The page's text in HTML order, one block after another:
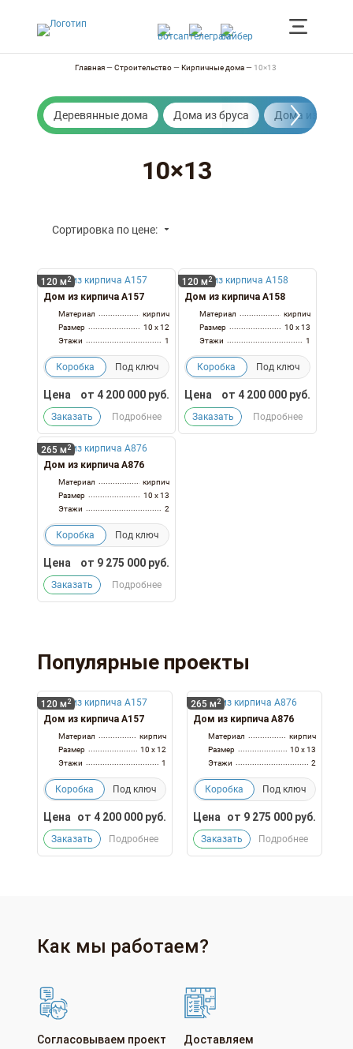
Главная—Строительство—Кирпичные дома— 10×13
Деревянные дома Дома из бруса Дома из
10×13
Сортировка по цене:
120 м 2
Дом из кирпича А157
Материал
кирпич
Размер
10 x 12
Этажи
1
Коробка Под ключ
Цена от 4 200 000руб.
Заказать Подробнее
120 м 2
Дом из кирпича А158
Материал
кирпич
Размер
10 x 13
Этажи
1
Коробка Под ключ
Цена от 4 200 000руб.
Заказать Подробнее
265 м 2
Дом из кирпича А876
Материал
кирпич
Размер
10 x 13
Этажи
2
Коробка Под ключ
Цена от 9 275 000руб.
Заказать Подробнее
Популярные проекты
120 м 2
Дом из кирпича А157
Материал
кирпич
Размер
10 x 12
Этажи
1
Коробка Под ключ
Цена от 4 200 000руб.
Заказать Подробнее
265 м 2
Дом из кирпича А876
Материал
кирпич
Размер
10 x 13
Этажи
2
Коробка Под ключ
Цена от 9 275 000руб.
Заказать Подробнее
Как мы работаем?
Согласовываем проект
Доставляем